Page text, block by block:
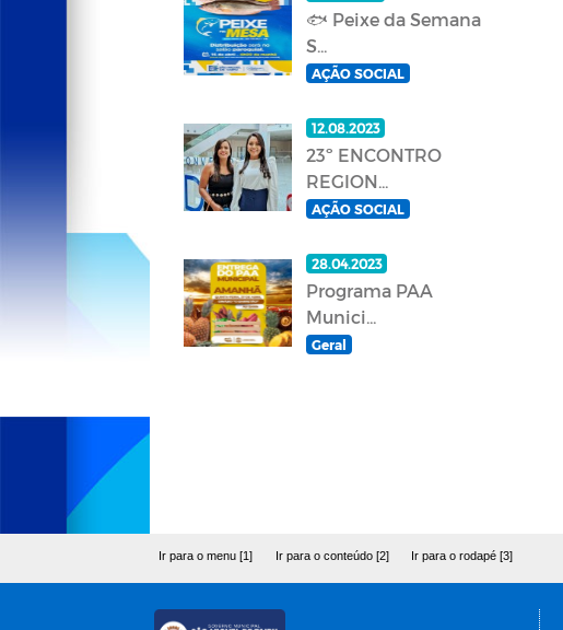
🐟 Peixe da Semana
S...
AÇÃO SOCIAL
12.08.2023
23º ENCONTRO
REGION...
AÇÃO SOCIAL
28.04.2023
Programa PAA
Munici...
Geral
Ir para o menu [1] Ir para o conteúdo [2] Ir para o rodapé [3]